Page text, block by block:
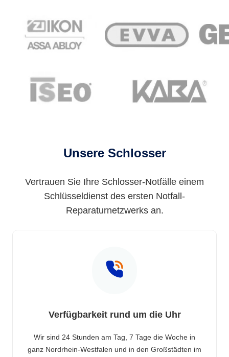
Unsere Schlosser
Vertrauen Sie Ihre Schlosser-Notfälle einem
Schlüsseldienst des ersten Notfall-
Reparaturnetzwerks an.
Verfügbarkeit rund um die Uhr
Wir sind 24 Stunden am Tag, 7 Tage die Woche in
ganz Nordrhein-Westfalen und in den Großstädten im